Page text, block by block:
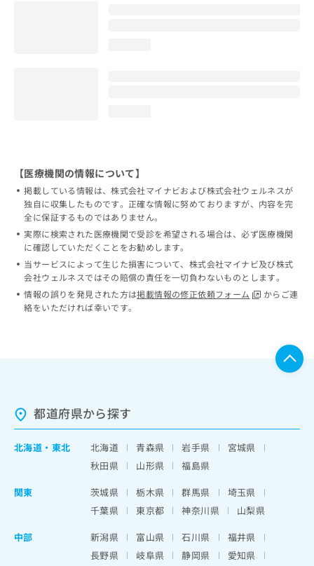
【医療機関の情報について】
掲載している情報は、株式会社マイナビおよび株式会社ウェルネスが
独自に収集したものです。正確な情報に努めておりますが、内容を完
全に保証するものではありません。
実際に検索された医療機関で受診を希望される場合は、必ず医療機関
に確認していただくことをお勧めします。
当サービスによって生じた損害について、株式会社マイナビ及び株式
会社ウェルネスではその賠償の責任を一切負わないものとします。
情報の誤りを発見された方は掲載情報の修正依頼フォーム
からご連
絡をいただければ幸いです。
都道府県から探す
北海道 ・ 東北 北海道 青森県 岩手県
宮城県
秋田県
山形県
福島県
関東
茨城県 栃木県 群馬県
埼玉県
千葉県
東京都 神奈川県
山梨県
中部
新潟県 富山県 石川県
福井県
長野県
岐阜県 静岡県
愛知県